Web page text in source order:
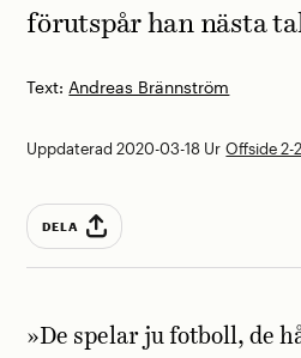
Text: Andreas Brännström
förutspår han nästa
Uppdaterad 2020-03-18 UrOffside 2-
DELA
»De spelar ju fotboll, de